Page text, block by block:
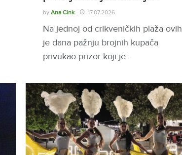
by Ana Cink 17.07.2026
Na jednoj od crikveničkih plaža ovih
je dana pažnju brojnih kupača
privukao prizor koji je…